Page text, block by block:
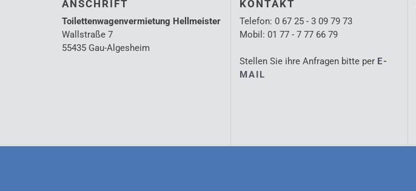
ANSCHRIFT
Toilettenwagenvermietung Hellmeister
Wallstraße 7
55435 Gau-Algesheim
KONTAKT
Telefon: 0 67 25 - 3 09 79 73
Mobil: 01 77 - 7 77 66 79
Stellen Sie ihre Anfragen bitte per E-
MAIL